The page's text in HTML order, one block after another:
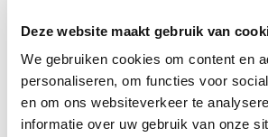
Deze website maakt gebruik van
We gebruiken cookies om content en
personaliseren, om functies voor
en om ons websiteverkeer te
informatie over uw gebruik van onze